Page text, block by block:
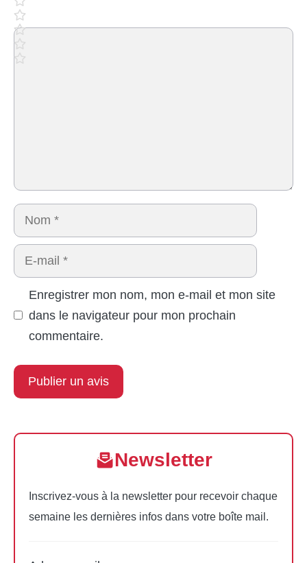
Commentaire
Nom
E-
mail
Enregistrer mon nom, mon e-mail et mon site
dans le navigateur pour mon prochain
commentaire.
Newsletter
Inscrivez-vous à la newsletter pour recevoir chaque
semaine les dernières infos dans votre boîte mail.